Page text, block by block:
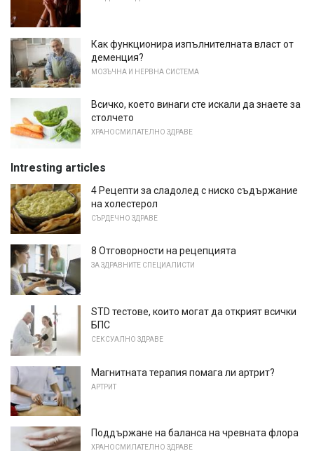
Как функционира изпълнителната власт от
деменция?
МОЗЪЧНА И НЕРВНА СИСТЕМА
Всичко, което винаги сте искали да знаете за
столчето
ХРАНОСМИЛАТЕЛНО ЗДРАВЕ
Intresting articles
4 Рецепти за сладолед с ниско съдържание
на холестерол
СЪРДЕЧНО ЗДРАВЕ
8 Отговорности на рецепцията
ЗА ЗДРАВНИТЕ СПЕЦИАЛИСТИ
STD тестове, които могат да открият всички
БПС
СЕКСУАЛНО ЗДРАВЕ
Магнитната терапия помага ли артрит?
АРТРИТ
Поддържане на баланса на чревната флора
ХРАНОСМИЛАТЕЛНО ЗДРАВЕ